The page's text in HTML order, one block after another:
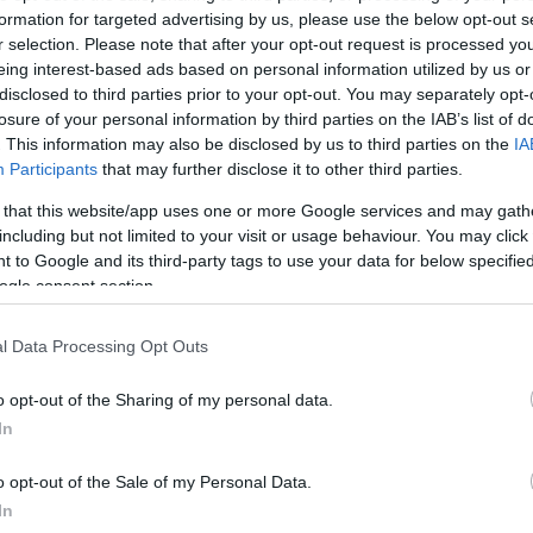
for targeted advertising by us, please use the below opt-out
selection. Please note that after your opt-out request is processed
interest-based ads based on personal information utilized by us
to third parties prior to your opt-out. You may separately
of your personal information by third parties on the IAB’s list of
This information may also be disclosed by us to third parties on the
Participants that may further disclose it to other third parties.
that this website/app uses one or more Google services and may
but not limited to your visit or usage behaviour. You may
to Google and its third-party tags to use your data for below
consent section.
Data Processing Opt Outs
opt-out of the Sharing of my personal data.
opt-out of the Sale of my Personal Data.
ένας 30χρονος αγνώστου διαμονής και αφού
500 ευρώ και το κινητό του τηλέφωνο. Λίγη ώρα
μαζί με έναν συμπατριώτη του, περπατούσαν
μαζί με έναν 37χρονο από την Αίγυπτο και τους
ζήτησε πίσω το κινητό του και τα χρήματα όμως ο
και πάλι χτυπώντας τον στη μύτη με μια γροθιά
θα μπλέξει άσχημα.